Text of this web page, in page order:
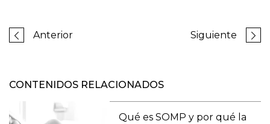
Anterior Siguiente
CONTENIDOS RELACIONADOS
Qué es SOMP y por qué la